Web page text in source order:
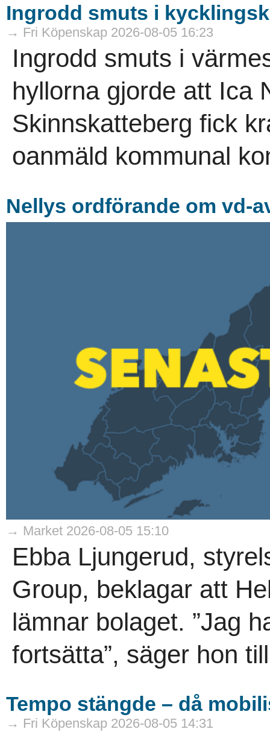
Ingrodd smuts i
→ Fri Köpenskap 2026-08-05 16:23
Ingrodd smuts i
hyllorna gjorde att Ica
Skinnskatteberg fick
oanmäld kommunal
Nellys ordförande om vd-
→ Market 2026-08-05 15:10
Ebba Ljungerud,
Group, beklagar att
lämnar bolaget. ”Jag
fortsätta”, säger hon
Tempo stängde – då
→ Fri Köpenskap 2026-08-05 14:31